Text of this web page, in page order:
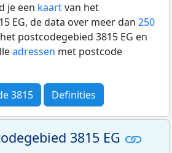
je een kaartvan het
EG, de data over meer dan 250
postcodegebied 3815 EG en
adressen met postcode
3815 Definities
3815 EG